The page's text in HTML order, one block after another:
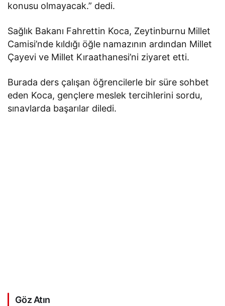
konusu olmayacak.” dedi.
Sağlık Bakanı Fahrettin Koca, Zeytinburnu Millet
Camisi’nde kıldığı öğle namazının ardından Millet
Çayevi ve Millet Kıraathanesi’ni ziyaret etti.
Burada ders çalışan öğrencilerle bir süre sohbet
eden Koca, gençlere meslek tercihlerini sordu,
sınavlarda başarılar diledi.
Göz Atın